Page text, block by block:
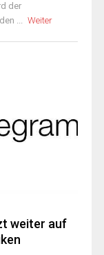
der
... Weiter
weiter auf